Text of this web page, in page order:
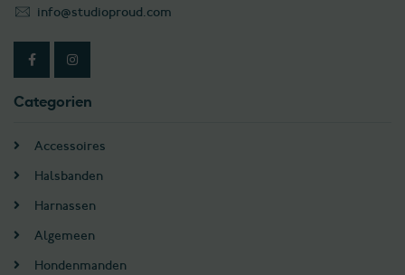
info@studioproud.com
Categorien
Accessoires
Halsbanden
Harnassen
Algemeen
Hondenmanden